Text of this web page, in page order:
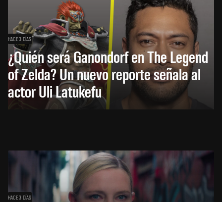
HACE 3 DÍAS
¿Quién será Ganondorf en The Legend
of Zelda? Un nuevo reporte señala al
actor Uli Latukefu
HACE 3 DÍAS